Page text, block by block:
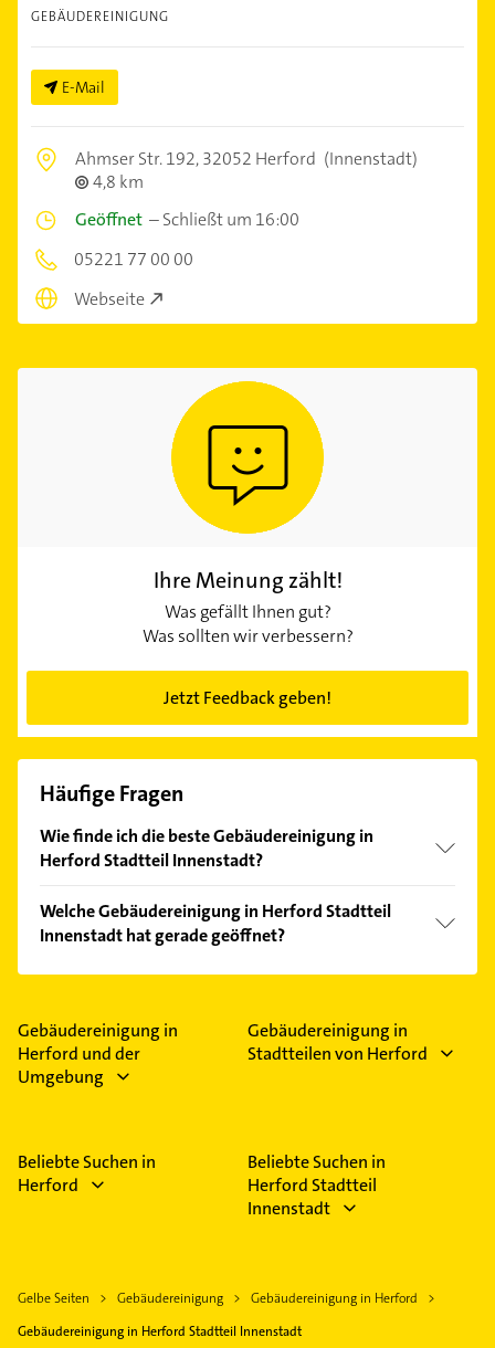
GEBÄUDEREINIGUNG
E-Mail
Ahmser Str. 192,32052 Herford (Innenstadt)
4,8 km
Geöffnet –Schließt um 16:00
05221 77 00 00
Webseite
Ihre Meinung zählt!
Was gefällt Ihnen gut?
Was sollten wir verbessern?
Jetzt Feedback geben!
Häufige Fragen
Wie finde ich die beste Gebäudereinigung in
Herford Stadtteil Innenstadt?
Kundenmeinungen und profitieren Sie von den
Empfehlungen. Die Suchergebnisse können Sie sich
einfach nachBewertungensortiert anzeigen lassen.
Welche Gebäudereinigung in Herford Stadtteil
Innenstadt hat gerade geöffnet?
Im Anbieter-Bereich finden Sie alleÖffnungszeiten.
Feiertagen abweichen können.
Gebäudereinigung in
Herford und der
Umgebung
Gebäudereinigung in
Stadtteilen von Herford
Beliebte Suchen in
Herford
Beliebte Suchen in
Herford Stadtteil
Innenstadt
Gelbe Seiten Gebäudereinigung
Gebäudereinigung in Herford
Gebäudereinigung in Herford Stadtteil Innenstadt